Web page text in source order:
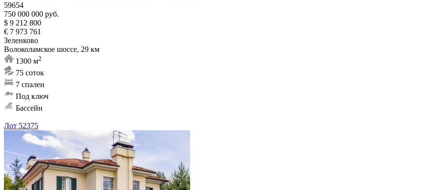
59654
750 000 000 руб.
$ 9 212 800
€ 7 973 761
Зеленково
Волоколамское шоссе, 29 км
1300 м2
75 соток
7 спален
Под ключ
Бассейн
Лот 52375